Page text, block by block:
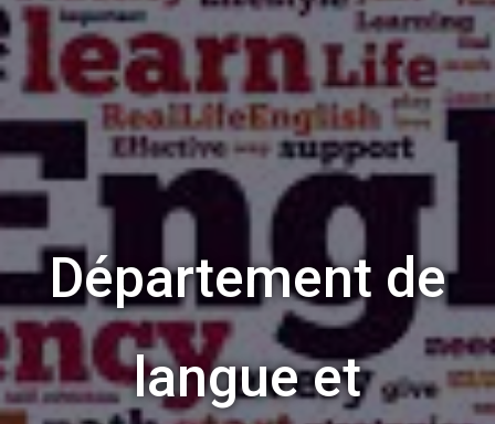
Département de
langue et